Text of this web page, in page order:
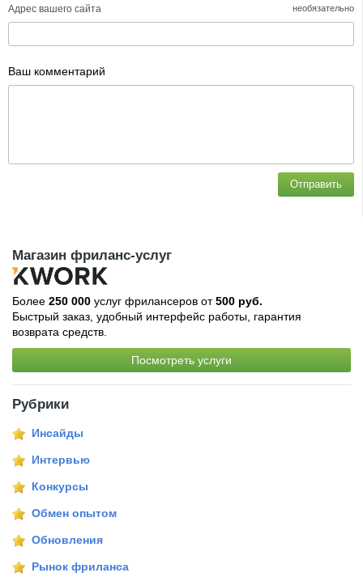
Адрес вашего сайта необязательно
Ваш комментарий
Отправить
Магазин фриланс-услуг
Более 250 000 услуг фрилансеров от500 руб.
Быстрый заказ, удобный интерфейс работы, гарантия
возврата средств.
Посмотреть услуги
Рубрики
Инсайды
Интервью
Конкурсы
Обмен опытом
Обновления
Рынок фриланса